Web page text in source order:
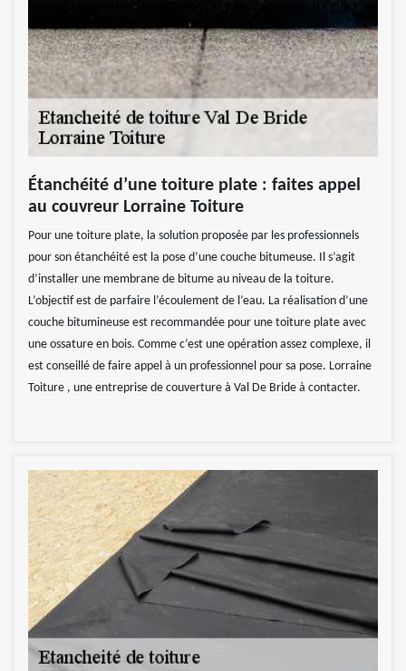
Étanchéité d’une toiture plate : faites appel
au couvreur Lorraine Toiture
Pour une toiture plate, la solution proposée par les professionnels
pour son étanchéité est la pose d’une couche bitumeuse. Il s’agit
d’installer une membrane de bitume au niveau de la toiture.
L’objectif est de parfaire l’écoulement de l’eau. La réalisation d’une
couche bitumineuse est recommandée pour une toiture plate avec
une ossature en bois. Comme c’est une opération assez complexe, il
est conseillé de faire appel à un professionnel pour sa pose. Lorraine
Toiture , une entreprise de couverture à Val De Bride à contacter.